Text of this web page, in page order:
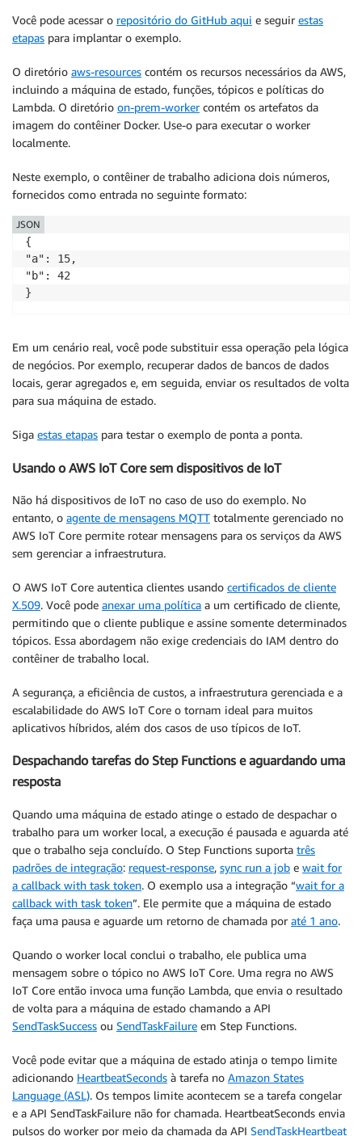
Você pode acessar o repositório do GitHub aqui e seguir estas
etapas para implantar o exemplo.
O diretório aws-resources contém os recursos necessários da AWS,
incluindo a máquina de estado, funções, tópicos e políticas do
Lambda. O diretório on-prem-workercontém os artefatos da
imagem do contêiner Docker. Use-o para executar o worker
localmente.
Neste exemplo, o contêiner de trabalho adiciona dois números,
fornecidos como entrada no seguinte formato:
{
"a": 15,
"b": 42
}
JSON
Em um cenário real, você pode substituir essa operação pela lógica
de negócios. Por exemplo, recuperar dados de bancos de dados
locais, gerar agregados e, em seguida, enviar os resultados de volta
para sua máquina de estado.
Siga estas etapas para testar o exemplo de ponta a ponta.
Usando o AWS IoT Core sem dispositivos de IoT
Não há dispositivos de IoT no caso de uso do exemplo. No
entanto, o agente de mensagens MQTT totalmente gerenciado no
AWS IoT Core permite rotear mensagens para os serviços da AWS
sem gerenciar a infraestrutura.
O AWS IoT Core autentica clientes usando certificados de cliente
X.509. Você pode anexar uma política a um certificado de cliente,
permitindo que o cliente publique e assine somente determinados
tópicos. Essa abordagem não exige credenciais do IAM dentro do
contêiner de trabalho local.
A segurança, a eficiência de custos, a infraestrutura gerenciada e a
escalabilidade do AWS IoT Core o tornam ideal para muitos
aplicativos híbridos, além dos casos de uso típicos de IoT.
Despachando tarefas do Step Functions e aguardando uma
resposta
Quando uma máquina de estado atinge o estado de despachar o
trabalho para um worker local, a execução é pausada e aguarda até
que o trabalho seja concluído. O Step Functions suporta três
padrões de integração: request-response, sync run a job e wait for
a callback with task token. O exemplo usa a integração “wait for a
callback with task token”. Ele permite que a máquina de estado
faça uma pausa e aguarde um retorno de chamada por até 1 ano.
Quando o worker local conclui o trabalho, ele publica uma
mensagem sobre o tópico no AWS IoT Core. Uma regra no AWS
IoT Core então invoca uma função Lambda, que envia o resultado
de volta para a máquina de estado chamando a API
SendTaskSuccess ou SendTaskFailure em Step Functions.
Você pode evitar que a máquina de estado atinja o tempo limite
adicionando HeartbeatSeconds à tarefa no Amazon States
Language (ASL). Os tempos limite acontecem se a tarefa congelar
e a API SendTaskFailure não for chamada. HeartbeatSeconds envia
pulsos do worker por meio da chamada da API SendTaskHeartbeat